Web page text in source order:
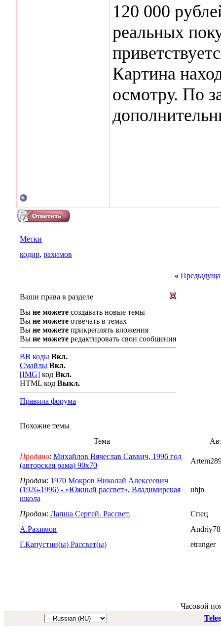
120 000
реальных
Картина
осмотру. По
Метки
кодир, рахимов
«
Ваши права в разделе
Вы не можете создавать новые темы
Вы не можете отвечать в темах
Вы не можете прикреплять вложения
Вы не можете редактировать свои сообщения
BB коды Вкл.
Смайлы Вкл.
[IMG] код Вкл.
HTML код Выкл.
Правила форума
Похожие темы
Тема
Продано: Михайлов Вячеслав Саввич, 1996 год
(авторская рама) 90х70
Продам: 1970 Мокров Николай Алексеевич
(1926-1996) - «Южный рассвет», Владимирская
школа
uhjn
Продам: Лапша Сергей. Рассвет.
Спец
А.Рахимов
Andriy78
Г.Капустин(ы) Рассвет(ы)
etranger
Часовой